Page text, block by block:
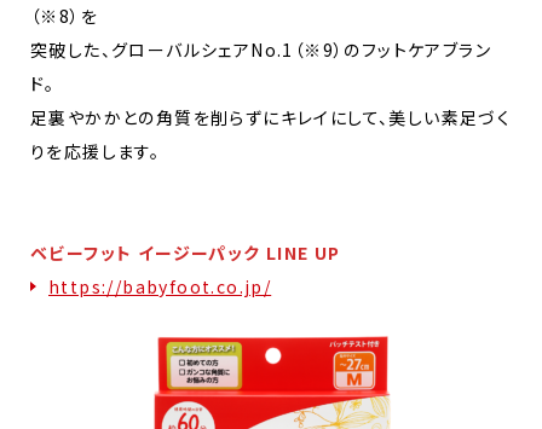
（※8）を
突破した、グローバルシェアNo.1（※9）のフットケアブラン
ド。
足裏やかかとの角質を削らずにキレイにして、美しい素足づく
りを応援します。
ベビーフット イージーパック LINE UP
https://babyfoot.co.jp/